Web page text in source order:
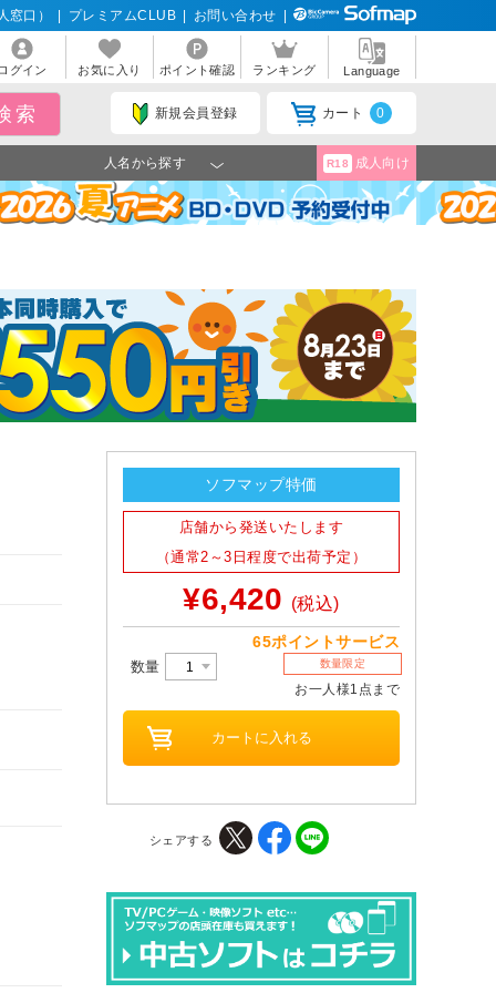
窓口） プレミアムCLUB お問い合わせ
グイン お気に入り ポイント確認 ランキング Language
新規会員登録 カート 0
人名から探す R18 成人向け
ソフマップ特価
店舗から発送いたします
（通常2～3日程度で出荷予定）
¥6,420 (税込)
65ポイントサービス
数量 数量限定
お一人様1点まで
シェアする